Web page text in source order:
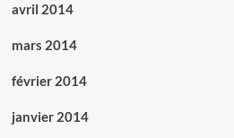
avril 2014
mars 2014
février 2014
janvier 2014